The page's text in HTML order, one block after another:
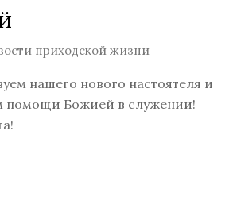
приходской жизни
нашего нового настоятеля и
помощи Божией в служении!